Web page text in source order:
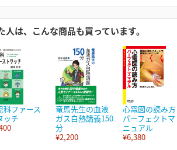
人は、こんな商品も買っています。
科ファース
ッチ
竜馬先生の血液
ガス白熱講義150
分
¥2,200
心電図の読み方
パーフェクトマ
ニュアル
¥6,380